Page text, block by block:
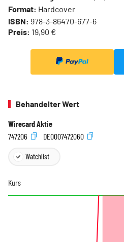
Format: Hardcover
ISBN: 978-3-86470-677-6
Preis: 19,90 €
Behandelter Wert
Wirecard Aktie
747206
DE0007472060
Watchlist
Kurs